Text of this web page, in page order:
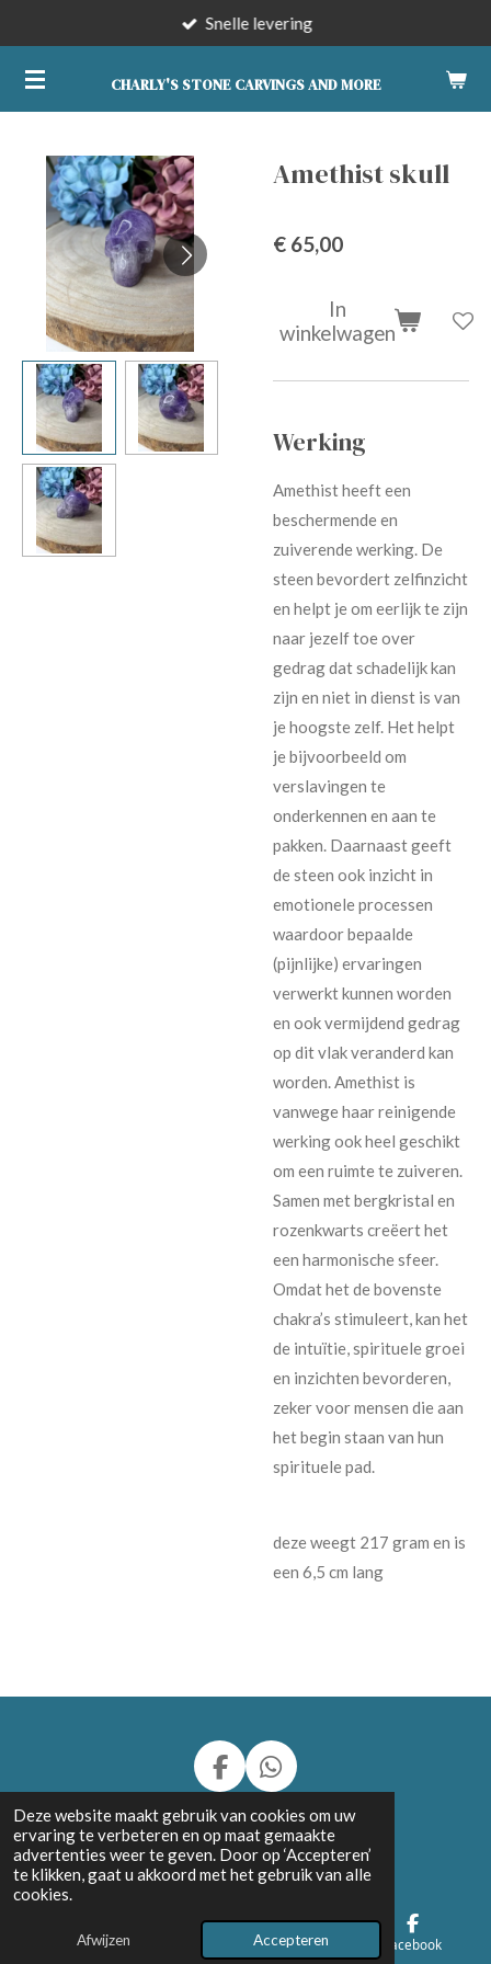
Deze website maakt gebruik van cookies om uw
ervaring te verbeteren en op maat gemaakte
advertenties weer te geven. Door op ‘Accepteren’
te klikken, gaat u akkoord met het gebruik van alle
cookies.
Afwijzen Accepteren
naar
de
CHARLY'S STONE CARVINGS AND MORE
Snelle levering
Amethist skull
€ 65,00
In
winkelwagen
Werking
Amethist heeft een
beschermende en
zuiverende werking. De
steen bevordert zelfinzicht
en helpt je om eerlijk te zijn
naar jezelf toe over
gedrag dat schadelijk kan
zijn en niet in dienst is van
je hoogste zelf. Het helpt
je bijvoorbeeld om
verslavingen te
onderkennen en aan te
pakken. Daarnaast geeft
de steen ook inzicht in
emotionele processen
waardoor bepaalde
(pijnlijke) ervaringen
verwerkt kunnen worden
en ook vermijdend gedrag
op dit vlak veranderd kan
worden. Amethist is
vanwege haar reinigende
werking ook heel geschikt
om een ruimte te zuiveren.
Samen met bergkristal en
rozenkwarts creëert het
een harmonische sfeer.
Omdat het de bovenste
chakra’s stimuleert, kan het
de intuïtie, spirituele groei
en inzichten bevorderen,
zeker voor mensen die aan
het begin staan van hun
spirituele pad.
deze weegt 217 gram en is
een 6,5 cm lang
F
a
c
e
b
o
W
h
a
t
s
p
p
© 2024 - 2026 Charly's Stone Carvings and more
Powered byJouwWeb
E-mailadres Telefoonnummer Facebook